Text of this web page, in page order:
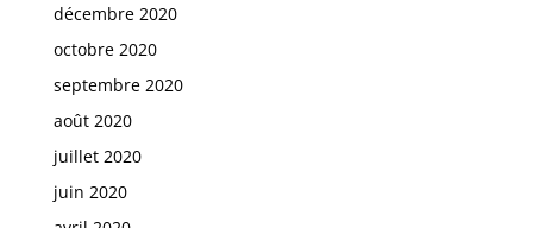
décembre 2020
octobre 2020
septembre 2020
août 2020
juillet 2020
juin 2020